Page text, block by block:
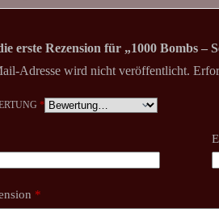
erste Rezension für „1000 Bombs –
Adresse wird nicht veröffentlicht.
*
*